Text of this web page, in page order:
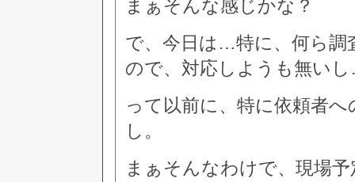
まぁそんな感じかな？
で、今日は…特に、何ら
ので、対応しようも無い
って以前に、特に依頼者
し。
まぁそんなわけで、現場